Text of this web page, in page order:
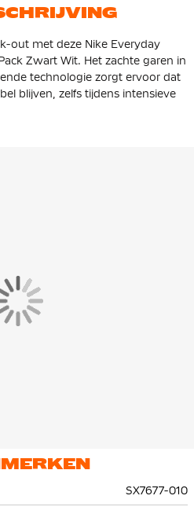
out met deze Nike Everyday
Zwart Wit. Het zachte garen in
technologie zorgt ervoor dat
blijven, zelfs tijdens intensieve
SX7677-010